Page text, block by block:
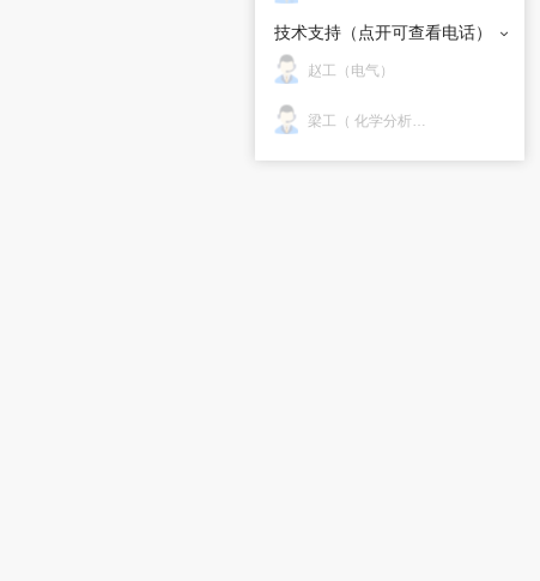
技术支持（点开可查看电话）
赵工（电气）
梁工（ 化学分析 ）